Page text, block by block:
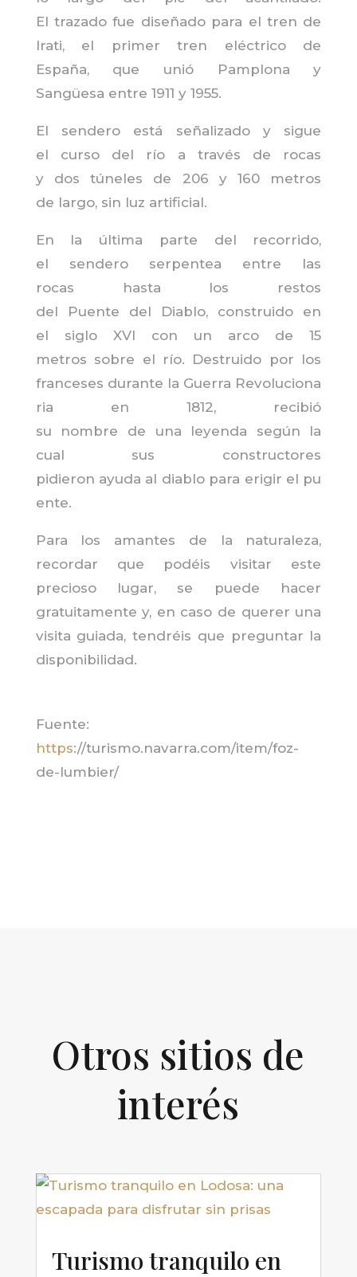
Eltrazado fue diseñado para el tren de
Irati, el primertren eléctrico de
España, que unió Pamplona y
Sangüesa entre 1911 y 1955.
El sendero está señalizado y sigue
el curso del río a través de rocas
y dos túneles de 206 y 160 metros
de largo, sin luz artificial.
En la última parte del recorrido,
el senderoserpentea entre las
rocas
hasta los restos
del
Puente del Diablo, construido en
el sigloXVI con un arco de 15
metros sobre el río. Destruido por los
franceses durante la Guerra Revoluciona
ria en 1812, recibió
su nombre de una leyenda según la
cual sus constructores
pidieron ayuda al diablo para erigir el pu
ente.
Para los amantes de la naturaleza,
recordar que podéis visitar este
precioso lugar, se puede hacer
gratuitamente y, en caso de querer una
visita guiada, tendréis que preguntar la
disponibilidad.
Fuente:
https://turismo.navarra.com/item/foz-
de-lumbier/
Otros sitios de
interés
Turismo tranquilo en